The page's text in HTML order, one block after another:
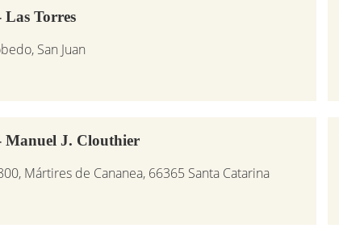
Torres
San Juan
Manuel J. Clouthier
Mártires de Cananea, 66365 Santa Catarina